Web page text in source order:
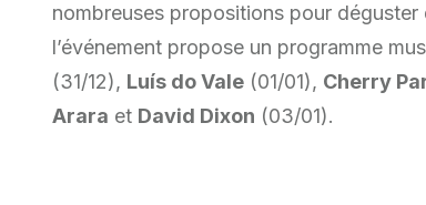
nombreuses propositions pour
l’événement propose un programme
(31/12), Luís do Vale (01/01), Cherry
Arara et David Dixon (03/01).